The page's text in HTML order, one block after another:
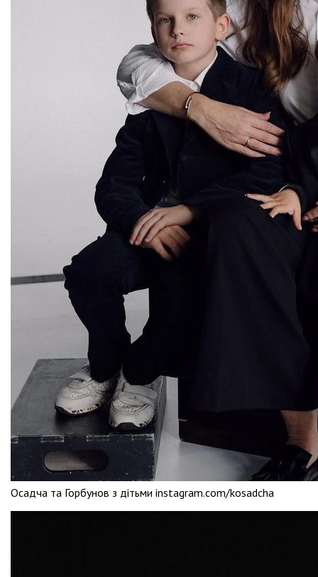
Осадча та Горбунов з дітьми instagram.com/kosadcha